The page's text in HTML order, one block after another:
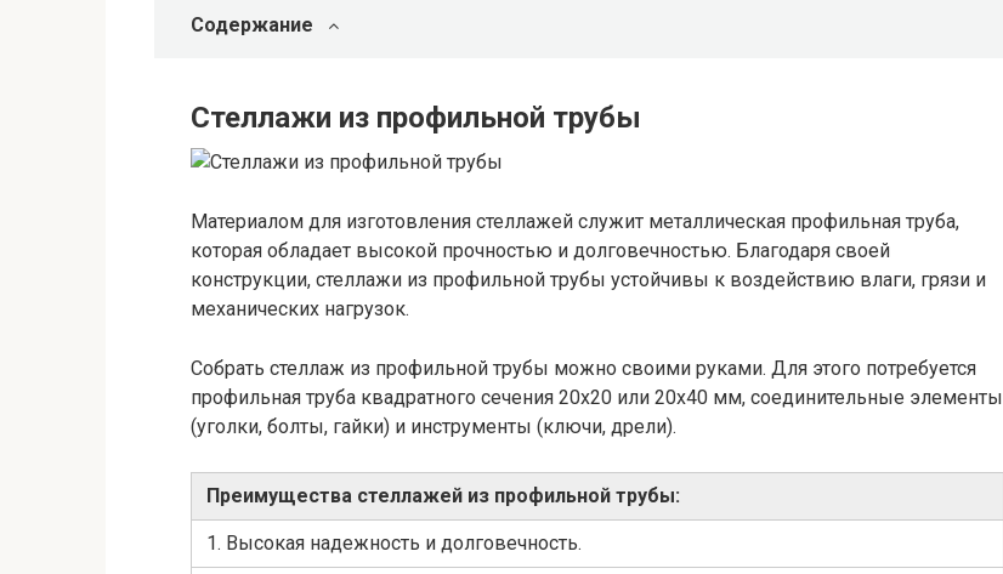
Содержание
Стеллажи из профильной трубы
Материалом для изготовления стеллажей служит металлическая профильная труба,
которая обладает высокой прочностью и долговечностью. Благодаря своей
конструкции, стеллажи из профильной трубы устойчивы к воздействию влаги, грязи и
механических нагрузок.
Собрать стеллаж из профильной трубы можно своими руками. Для этого потребуется
профильная труба квадратного сечения 20х20 или 20х40 мм, соединительные элементы
(уголки, болты, гайки) и инструменты (ключи, дрели).
Преимущества стеллажей из профильной трубы:
1. Высокая надежность и долговечность.